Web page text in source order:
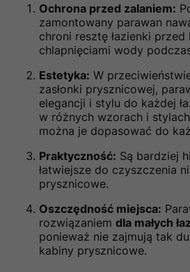
Ochrona przed zalaniem:
zamontowany parawan
chroni resztę łazienki przed
chlapnięciami wody
Estetyka: W
zasłonki prysznicowej,
elegancji i stylu do każdej
w różnych wzorach i
można je dopasować do
Praktyczność: Są bardziej
łatwiejsze do czyszczenia
prysznicowe.
Oszczędność miejsca:
rozwiązaniem dla małych
ponieważ nie zajmują tak
kabiny prysznicowe.